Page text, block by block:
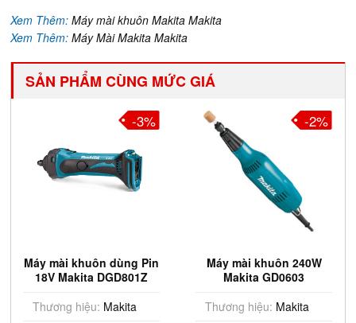
Xem Thêm:Máy mài khuôn Makita Makita
Xem Thêm:Máy Mài Makita Makita
SẢN PHẨM CÙNG MỨC GIÁ
mài khuôn dùng Pin
Makita DGD801Z
hiệu:Makita
Máy mài khuôn 240W
Makita GD0603
Thương hiệu:Makita